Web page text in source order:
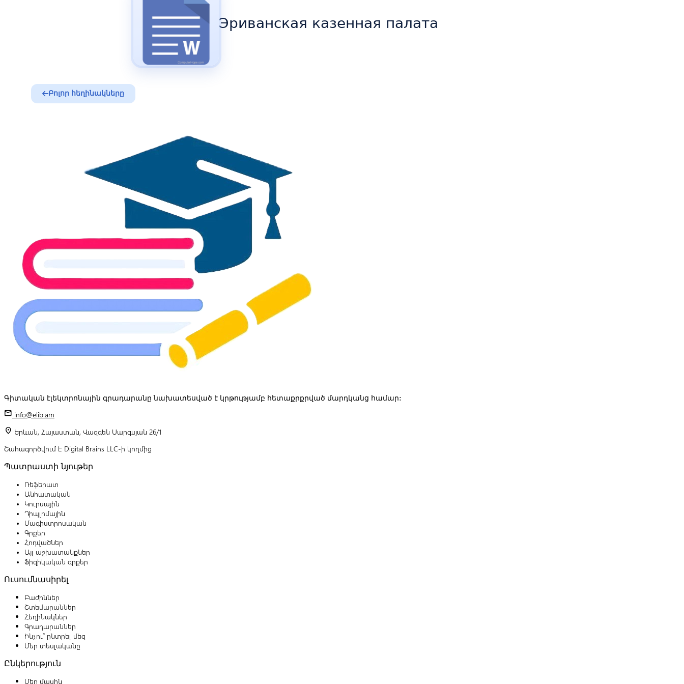
Эриванская казенная палата
Բոլոր հեղինակները
Գիտական էլեկտրոնային գրադարանը նախատեսված է կրթությամբ հետաքրքրված մարդկանց համար:
mail info@elib.am
location_on Երևան, Հայաստան, Վազգեն Սարգսյան 26/1
Շահագործվում է Digital Brains LLC-ի կողմից
Պատրաստի նյութեր
Ռեֆերատ
Անհատական
Կուրսային
Դիպլոմային
Մագիստրոսական
Գրքեր
Հոդվածներ
Այլ աշխատանքներ
Ֆիզիկական գրքեր
Ուսումնասիրել
Բաժիններ
Շտեմարաններ
Հեղինակներ
Գրադարաններ
Ինչու՞ ընտրել մեզ
Մեր տեսլականը
Ընկերություն
Մեր մասին